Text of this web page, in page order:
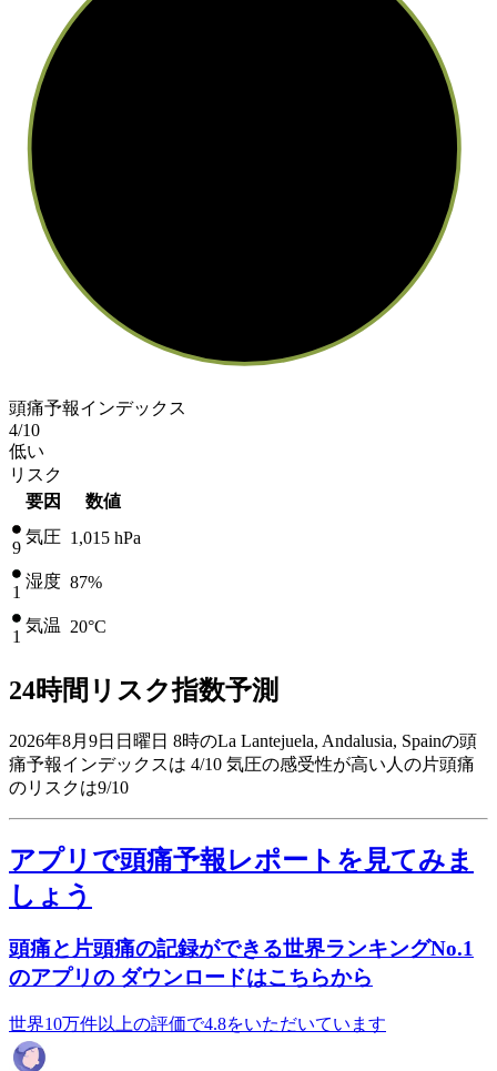
頭痛予報インデックス
4/10
低い
リスク
要因
数値
9
気圧 1,015 hPa
1
湿度 87%
1
気温 20°C
24時間リスク指数予測
2026年8月9日日曜日 8時のLa Lantejuela, Andalusia, Spainの頭
痛予報インデックスは 4/10 気圧の感受性が高い人の片頭痛
のリスクは9/10
アプリで頭痛予報レポートを見てみま
しょう
頭痛と片頭痛の記録ができる世界ランキングNo.1
のアプリの ダウンロードはこちらから
世界10万件以上の評価で4.8をいただいています